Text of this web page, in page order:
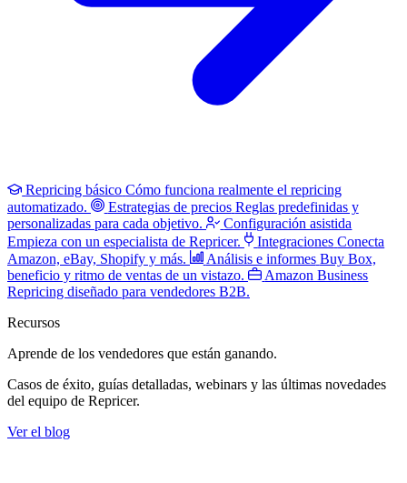
Repricing básico Cómo funciona realmente el repricing
automatizado.
Estrategias de precios Reglas predefinidas y
personalizadas para cada objetivo.
Configuración asistida
Empieza con un especialista de Repricer.
Integraciones Conecta
Amazon, eBay, Shopify y más.
Análisis e informes Buy Box,
beneficio y ritmo de ventas de un vistazo.
Amazon Business
Repricing diseñado para vendedores B2B.
Recursos
Aprende de los vendedores que están ganando.
Casos de éxito, guías detalladas, webinars y las últimas novedades
del equipo de Repricer.
Ver el blog